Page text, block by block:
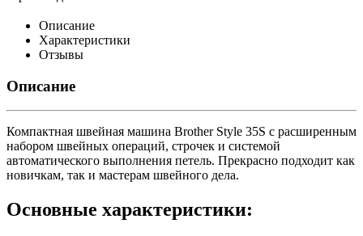
Описание
Характеристики
Отзывы
Описание
Компактная швейная машина Brother Style 35S с расширенным
набором швейных операций, строчек и системой
автоматического выполнения петель. Прекрасно подходит как
новичкам, так и мастерам швейного дела.
Основные характеристики: